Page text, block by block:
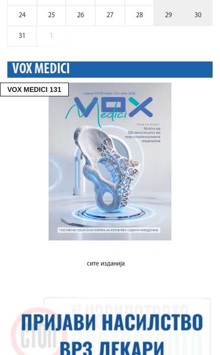
24 25 26 27 28 29 30
31 1
VOX MEDICI
VOX MEDICI 131
сите изданија